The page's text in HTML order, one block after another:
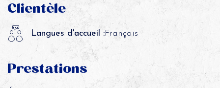
Clientèle
Langues d'accueil :Français
Prestations